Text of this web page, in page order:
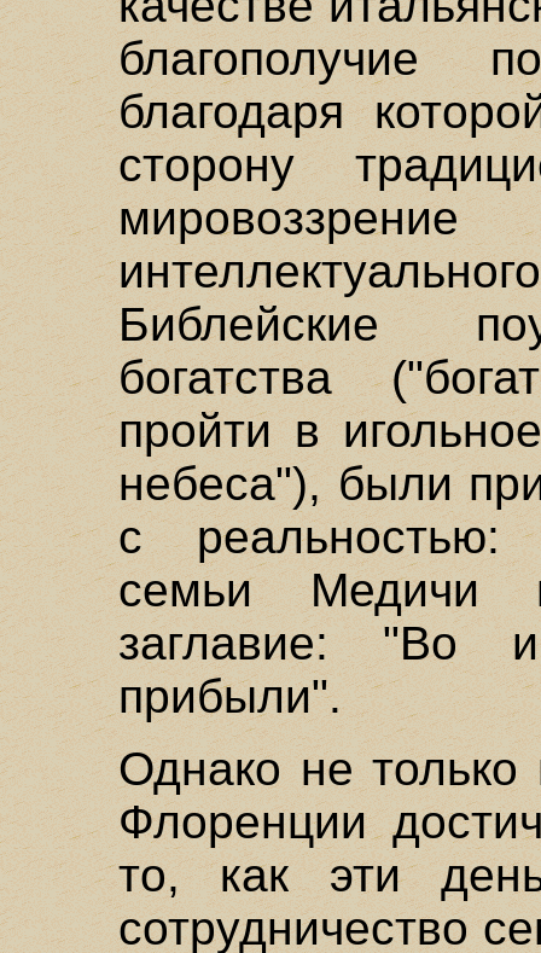
благополучие
благодаря
сторону
Библейские
богатства
пройти в
небеса"), были
с реальностью:
семьи Медичи
заглавие: "Во
прибыли".
Однако не только
Флоренции
то, как эти
сотрудничество